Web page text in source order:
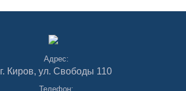
Адрес:
г. Киров, ул. Свободы 110
Телефон: